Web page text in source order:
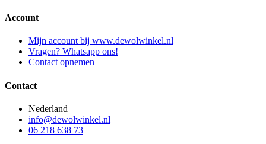
Account
Mijn account bij www.dewolwinkel.nl
Vragen? Whatsapp ons!
Contact opnemen
Contact
Nederland
info@dewolwinkel.nl
06 218 638 73